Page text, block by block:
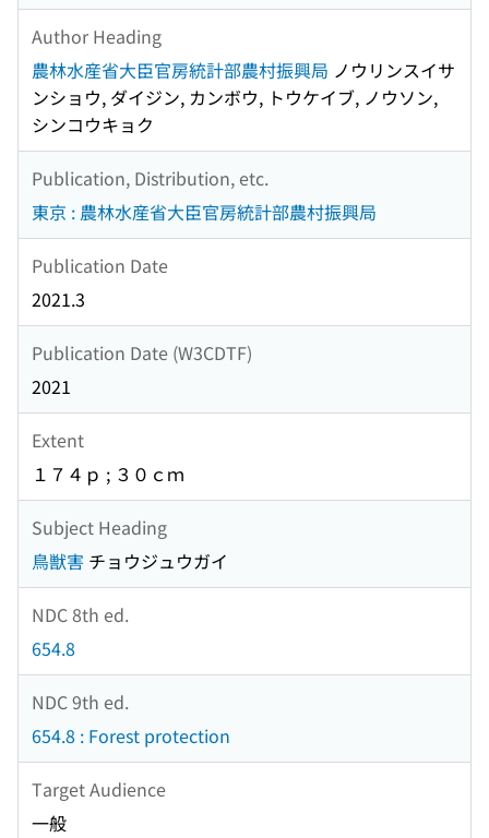
Author Heading
農林水産省大臣官房統計部農村振興局 ノウリンスイサ
ンショウ, ダイジン, カンボウ, トウケイブ, ノウソン,
シンコウキョク
Publication, Distribution, etc.
東京 : 農林水産省大臣官房統計部農村振興局
Publication Date
2021.3
Publication Date (W3CDTF)
2021
Extent
１７４ｐ ; ３０ｃｍ
Subject Heading
鳥獣害 チョウジュウガイ
NDC 8th ed.
654.8
NDC 9th ed.
654.8 : Forest protection
Target Audience
一般